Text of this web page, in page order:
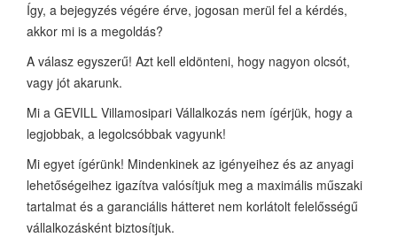
Így, a bejegyzés végére érve, jogosan merül fel a kérdés,
akkor mi is a megoldás?
A válasz egyszerű! Azt kell eldönteni, hogy nagyon olcsót,
vagy jót akarunk.
Mi a GEVILL Villamosipari Vállalkozás nem ígérjük, hogy a
legjobbak, a legolcsóbbak vagyunk!
Mi egyet ígérünk! Mindenkinek az igényeihez és az anyagi
lehetőségeihez igazítva valósítjuk meg a maximális műszaki
tartalmat és a garanciális hátteret nem korlátolt felelősségű
vállalkozásként biztosítjuk.